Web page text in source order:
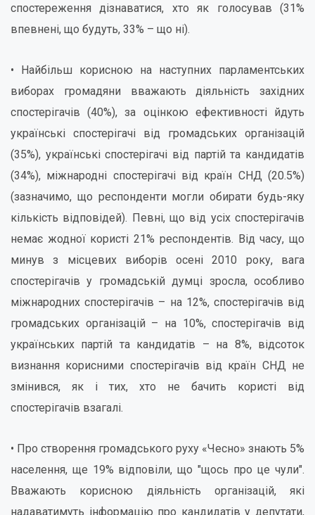
спостереження дізнаватися, хто як голосував (31%
впевнені, що будуть, 33% – що ні).
• Найбільш корисною на наступних парламентських
виборах громадяни вважають діяльність західних
спостерігачів (40%), за оцінкою ефективності йдуть
українські спостерігачі від громадських організацій
(35%), українські спостерігачі від партій та кандидатів
(34%), міжнародні спостерігачі від країн СНД (20.5%)
(зазначимо, що респонденти могли обирати будь-яку
кількість відповідей). Певні, що від усіх спостерігачів
немає жодної користі 21% респондентів. Від часу, що
минув з місцевих виборів осені 2010 року, вага
спостерігачів у громадській думці зросла, особливо
міжнародних спостерігачів – на 12%, спостерігачів від
громадських організацій – на 10%, спостерігачів від
українських партій та кандидатів – на 8%, відсоток
визнання корисними спостерігачів від країн СНД не
змінився, як і тих, хто не бачить користі від
спостерігачів взагалі.
• Про створення громадського руху «Чесно» знають 5%
населення, ще 19% відповіли, що "щось про це чули".
Вважають корисною діяльність організацій, які
надаватимуть інформацію про кандидатів у депутати,